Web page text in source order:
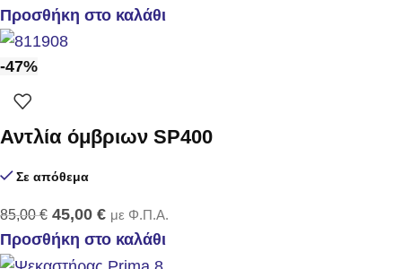
Προσθήκη στο καλάθι
-47%
Αντλία όμβριων SP400
Σε απόθεμα
85,00€ 45,00 € με Φ.Π.Α.
Προσθήκη στο καλάθι